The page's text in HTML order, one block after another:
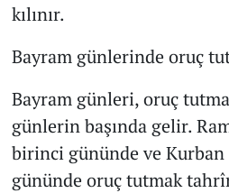
kılınır.
Bayram günlerinde oruç
Bayram günleri, oruç
günlerin başında gelir.
birinci gününde ve Kurban
gününde oruç tutmak